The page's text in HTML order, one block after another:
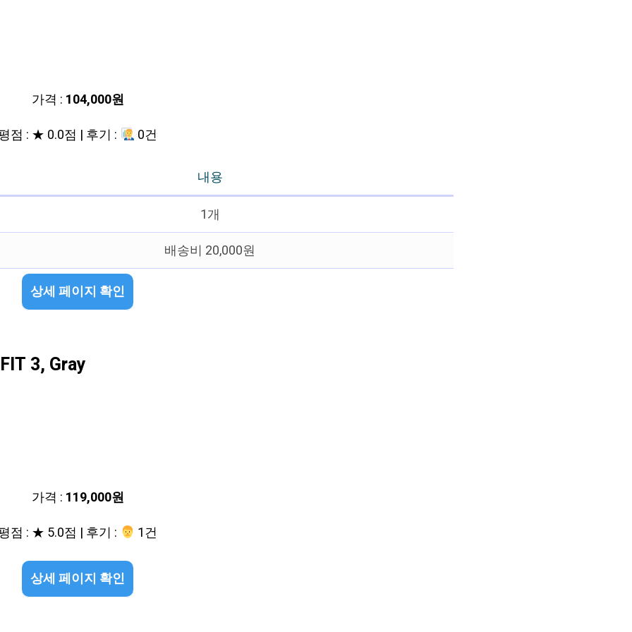
가격 : 104,000원
점 : ★ 0.0점 | 후기 :
0건
내용
1개
배송비 20,000원
상세 페이지 확인
3, Gray
가격 : 119,000원
점 : ★ 5.0점 | 후기 :
‍‍ 1건
상세 페이지 확인